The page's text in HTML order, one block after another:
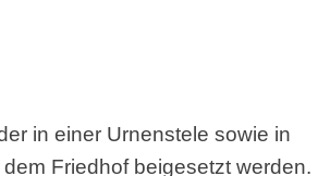
in einer Urnenstele sowie in
Friedhof beigesetzt werden.